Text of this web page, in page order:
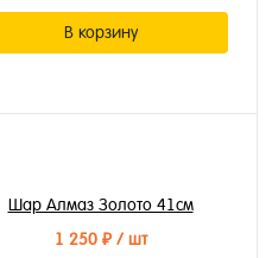
В корзину
Шар Алмаз Золото 41см
1 250 ₽/ шт